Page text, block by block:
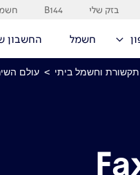
בזק שלי B144
חשמל החשבון
תקשורת וחשמל ביתי > עולם